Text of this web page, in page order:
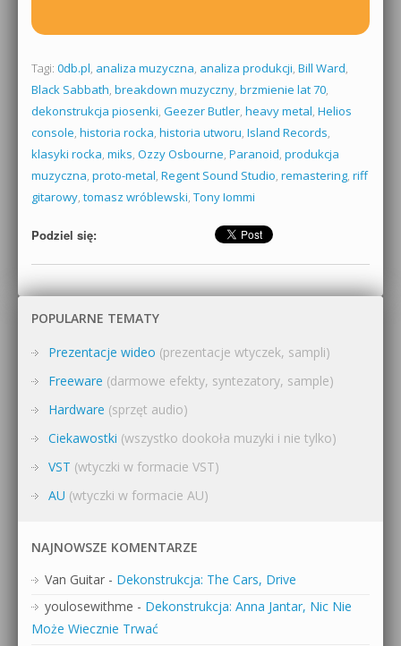
Tagi: 0db.pl, analiza muzyczna, analiza produkcji, Bill Ward,
Black Sabbath, breakdown muzyczny, brzmienie lat 70,
dekonstrukcja piosenki, Geezer Butler, heavy metal, Helios
console, historia rocka, historia utworu, Island Records,
klasyki rocka, miks, Ozzy Osbourne, Paranoid, produkcja
muzyczna, proto-metal, Regent Sound Studio, remastering, riff
gitarowy, tomasz wróblewski, Tony Iommi
Podziel się:
POPULARNE TEMATY
Prezentacje wideo (prezentacje wtyczek, sampli)
Freeware (darmowe efekty, syntezatory, sample)
Hardware (sprzęt audio)
Ciekawostki (wszystko dookoła muzyki i nie tylko)
VST (wtyczki w formacie VST)
AU (wtyczki w formacie AU)
NAJNOWSZE KOMENTARZE
Van Guitar - Dekonstrukcja: The Cars, Drive
youlosewithme - Dekonstrukcja: Anna Jantar, Nic Nie
Może Wiecznie Trwać